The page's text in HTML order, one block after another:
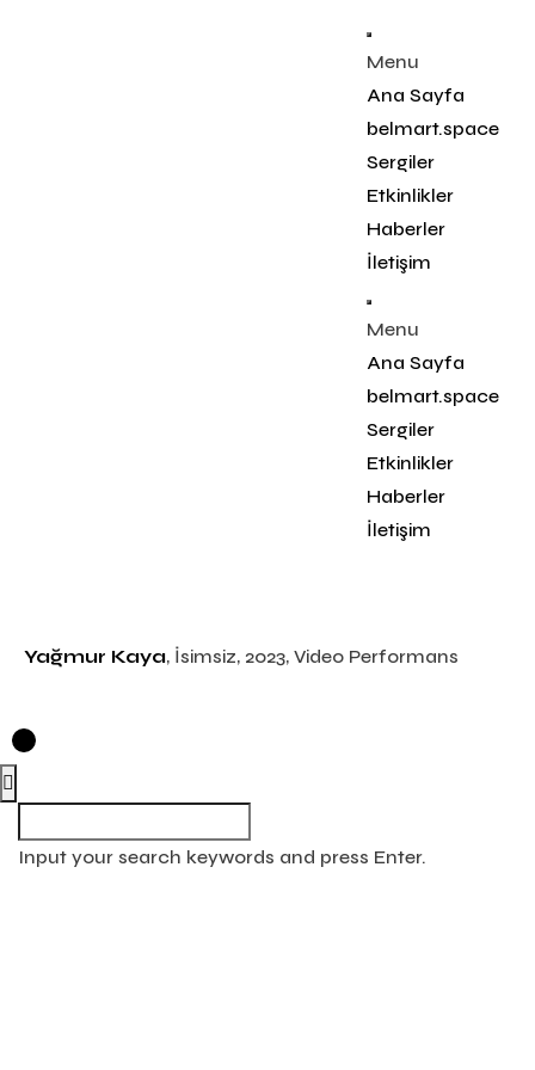
Menu
Ana Sayfa
belmart.space
Sergiler
Etkinlikler
Haberler
İletişim
Menu
Ana Sayfa
belmart.space
Sergiler
Etkinlikler
Haberler
İletişim
Yağmur Kaya, İsimsiz, 2023, Video Performans
Input your search keywords and press Enter.